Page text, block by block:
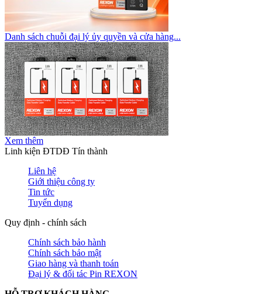
Danh sách chuỗi đại lý ủy quyền và cửa hàng...
Xem thêm
Linh kiện ĐTDĐ Tín thành
Liên hệ
Giới thiệu công ty
Tin tức
Tuyển dụng
Quy định - chính sách
Chính sách bảo hành
Chính sách bảo mật
Giao hàng và thanh toán
Đại lý & đối tác Pin REXON